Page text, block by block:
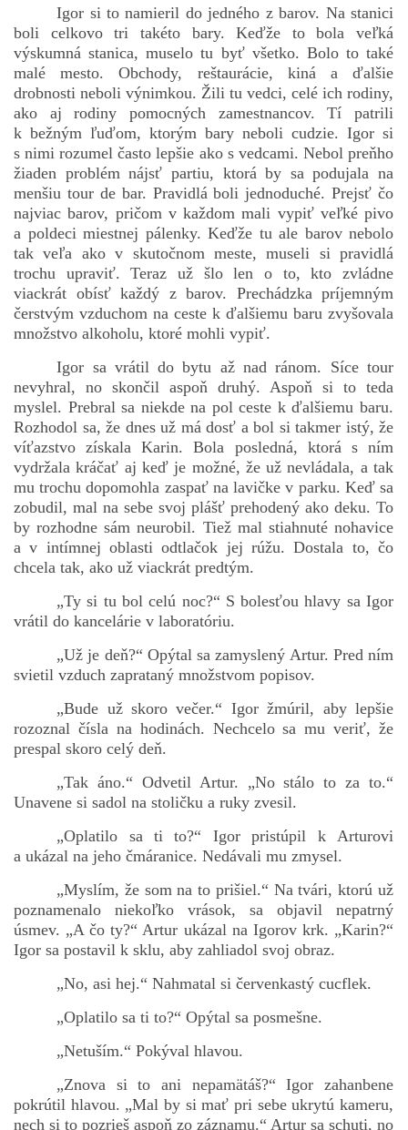
Igor si to namieril do jedného z barov. Na stanici
boli celkovo tri takéto bary. Keďže to bola veľká
výskumná stanica, muselo tu byť všetko. Bolo to také
malé mesto. Obchody, reštaurácie, kiná a ďalšie
drobnosti neboli výnimkou. Žili tu vedci, celé ich rodiny,
ako aj rodiny pomocných zamestnancov. Tí patrili
k bežným ľuďom, ktorým bary neboli cudzie. Igor si
s nimi rozumel často lepšie ako s vedcami. Nebol preňho
žiaden problém nájsť partiu, ktorá by sa podujala na
menšiu tour de bar. Pravidlá boli jednoduché. Prejsť čo
najviac barov, pričom v každom mali vypiť veľké pivo
a poldeci miestnej pálenky. Keďže tu ale barov nebolo
tak veľa ako v skutočnom meste, museli si pravidlá
trochu upraviť. Teraz už šlo len o to, kto zvládne
viackrát obísť každý z barov. Prechádzka príjemným
čerstvým vzduchom na ceste k ďalšiemu baru zvyšovala
množstvo alkoholu, ktoré mohli vypiť.
Igor sa vrátil do bytu až nad ránom. Síce tour
nevyhral, no skončil aspoň druhý. Aspoň si to teda
myslel. Prebral sa niekde na pol ceste k ďalšiemu baru.
Rozhodol sa, že dnes už má dosť a bol si takmer istý, že
víťazstvo získala Karin. Bola posledná, ktorá s ním
vydržala kráčať aj keď je možné, že už nevládala, a tak
mu trochu dopomohla zaspať na lavičke v parku. Keď sa
zobudil, mal na sebe svoj plášť prehodený ako deku. To
by rozhodne sám neurobil. Tiež mal stiahnuté nohavice
a v intímnej oblasti odtlačok jej rúžu. Dostala to, čo
chcela tak, ako už viackrát predtým.
„Ty si tu bol celú noc?“ S bolesťou hlavy sa Igor
vrátil do kancelárie v laboratóriu.
„Už je deň?“ Opýtal sa zamyslený Artur. Pred ním
svietil vzduch zaprataný množstvom popisov.
„Bude už skoro večer.“ Igor žmúril, aby lepšie
rozoznal čísla na hodinách. Nechcelo sa mu veriť, že
prespal skoro celý deň.
„Tak áno.“ Odvetil Artur. „No stálo to za to.“
Unavene si sadol na stoličku a ruky zvesil.
„Oplatilo sa ti to?“ Igor pristúpil k Arturovi
a ukázal na jeho čmáranice. Nedávali mu zmysel.
„Myslím, že som na to prišiel.“ Na tvári, ktorú už
poznamenalo niekoľko vrások, sa objavil nepatrný
úsmev. „A čo ty?“ Artur ukázal na Igorov krk. „Karin?“
Igor sa postavil k sklu, aby zahliadol svoj obraz.
„No, asi hej.“ Nahmatal si červenkastý cucflek.
„Oplatilo sa ti to?“ Opýtal sa posmešne.
„Netuším.“ Pokýval hlavou.
„Znova si to ani nepamätáš?“ Igor zahanbene
pokrútil hlavou. „Mal by si mať pri sebe ukrytú kameru,
nech si to pozrieš aspoň zo záznamu.“ Artur sa schuti, no